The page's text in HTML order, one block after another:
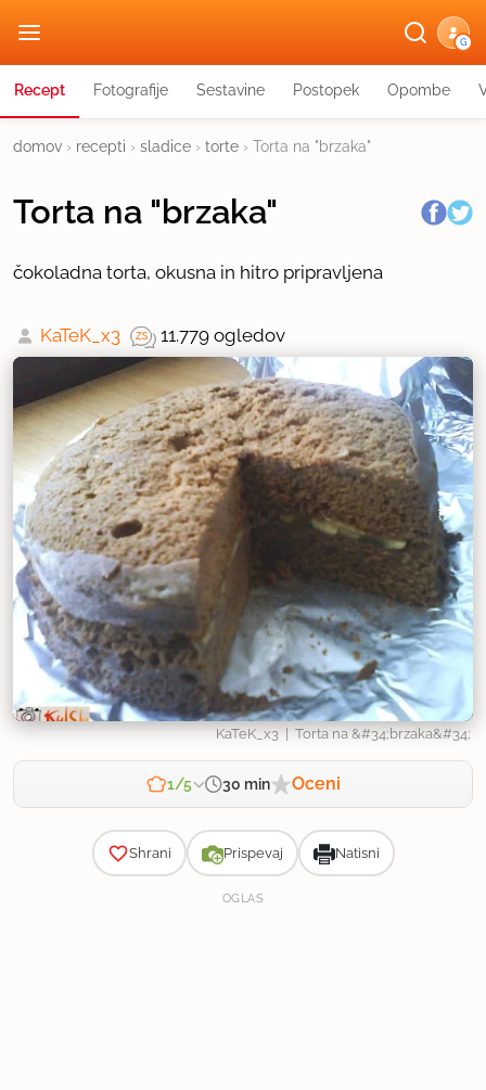
G
Recept Fotografije Sestavine Postopek Opombe
domov › recepti › sladice › torte › Torta na "brzaka"
Torta na "brzaka"
čokoladna torta, okusna in hitro pripravljena
KaTeK_x3 11.779 ogledov
KaTeK_x3 | Torta na &#34;brzaka&#34;
1/5 30 min Oceni
Shrani Prispevaj Natisni
OGLAS